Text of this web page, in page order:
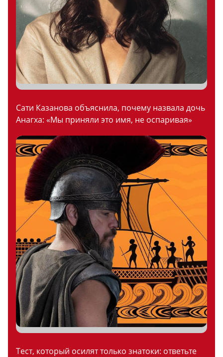
Сати Казанова объяснила, почему назвала дочь
Анагха: «Мы приняли это имя, не оспаривая»
Тест, который осилят только знатоки: ответьте